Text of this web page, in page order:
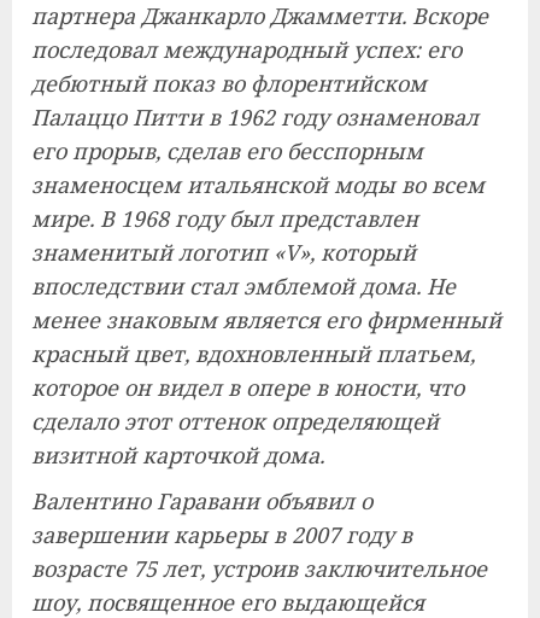
партнера Джанкарло Джамметти. Вскоре
последовал международный успех: его
дебютный показ во флорентийском
Палаццо Питти в 1962 году ознаменовал
его прорыв, сделав его бесспорным
знаменосцем итальянской моды во всем
мире. В 1968 году был представлен
знаменитый логотип «V», который
впоследствии стал эмблемой дома. Не
менее знаковым является его фирменный
красный цвет, вдохновленный платьем,
которое он видел в опере в юности, что
сделало этот оттенок определяющей
визитной карточкой дома.
Валентино Гаравани объявил о
завершении карьеры в 2007 году в
возрасте 75 лет, устроив заключительное
шоу, посвященное его выдающейся